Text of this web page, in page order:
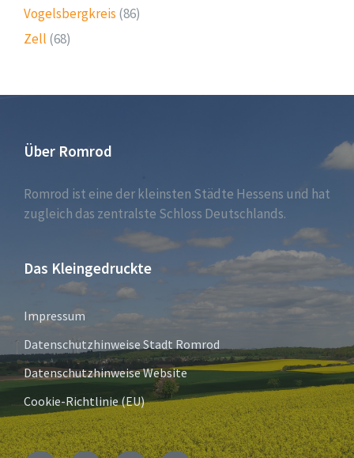
Vogelsbergkreis (86)
Zell (68)
Über Romrod
Romrod ist eine der kleinsten Städte Hessens und hat
zugleich das zentralste Schloss Deutschlands.
Das Kleingedruckte
Impressum
Datenschutzhinweise Stadt Romrod
Datenschutzhinweise Website
Cookie-Richtlinie (EU)